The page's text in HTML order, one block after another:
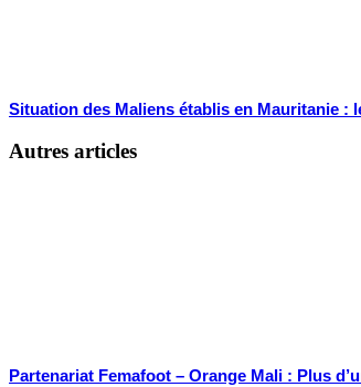
Situation des Maliens établis en Mauritanie :
Autres articles
Partenariat Femafoot – Orange Mali : Plus